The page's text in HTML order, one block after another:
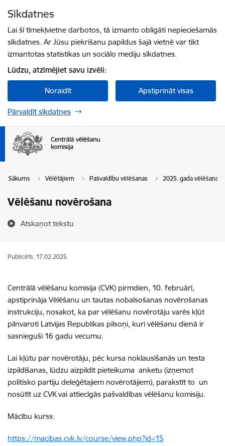
Sīkdatnes
Lai šī tīmekļvietne darbotos, tā izmanto obligāti nepieciešamās
sīkdatnes. Ar Jūsu piekrišanu papildus šajā vietnē var tikt
izmantotas statistikas un sociālo mediju sīkdatnes.
Lūdzu, atzīmējiet savu izvēli:
Noraidīt Apstiprināt visas
Pārvaldīt sīkdatnes
Sākums Vēlētājiem Pašvaldību vēlēšanas 2025. gada vēlēšanas
Vēlēšanu novērošana
Atskaņot tekstu
Publicēts: 17.02.2025.
Centrālā vēlēšanu komisija (CVK) pirmdien, 10. februārī,
apstiprināja Vēlēšanu un tautas nobalsošanas novērošanas
instrukciju, nosakot, ka par vēlēšanu novērotāju varēs kļūt
pilnvaroti Latvijas Republikas pilsoņi, kuri vēlēšanu dienā ir
sasnieguši 16 gadu vecumu.
Lai kļūtu par novērotāju, pēc kursa noklausīšanās un testa
izpildīšanas, lūdzu aizpildīt pieteikuma anketu (izņemot
politisko partiju deleģētajiem novērotājiem), parakstīt to un
nosūtīt uz CVK vai attiecīgās pašvaldības vēlēšanu komisiju.
Mācību kurss:
https://macibas.cvk.lv/course/view.php?id=15